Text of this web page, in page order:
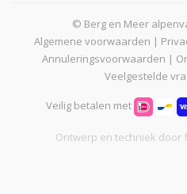
© Berg en Meer
Algemene voorwaarden |
Annuleringsvoorwaarden |
Veelgestelde
Veilig betalen met
Ontwerp en techniek door